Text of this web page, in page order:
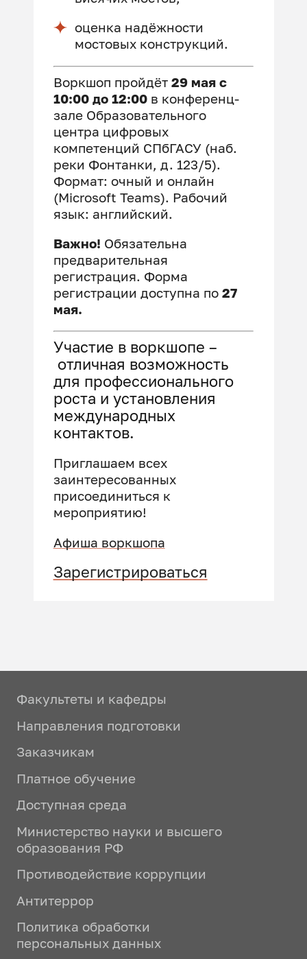
оценка надёжности
мостовых конструкций.
Воркшоп пройдёт 29 мая с
10:00 до 12:00в конференц-
зале Образовательного
центра цифровых
компетенций СПбГАСУ (наб.
реки Фонтанки, д. 123/5).
Формат: очный и онлайн
(Microsoft Teams). Рабочий
язык: английский.
Важно! Обязательна
предварительная
регистрация. Форма
регистрации доступна по 27
мая.
Участие в воркшопе –
отличная возможность
для профессионального
роста и установления
международных
контактов.
Приглашаем всех
заинтересованных
присоединиться к
мероприятию!
Афиша воркшопа
Зарегистрироваться
Факультеты и кафедры
Направления подготовки
Заказчикам
Платное обучение
Доступная среда
Министерство науки и высшего
образования РФ
Противодействие коррупции
Антитеррор
Политика обработки
персональных данных